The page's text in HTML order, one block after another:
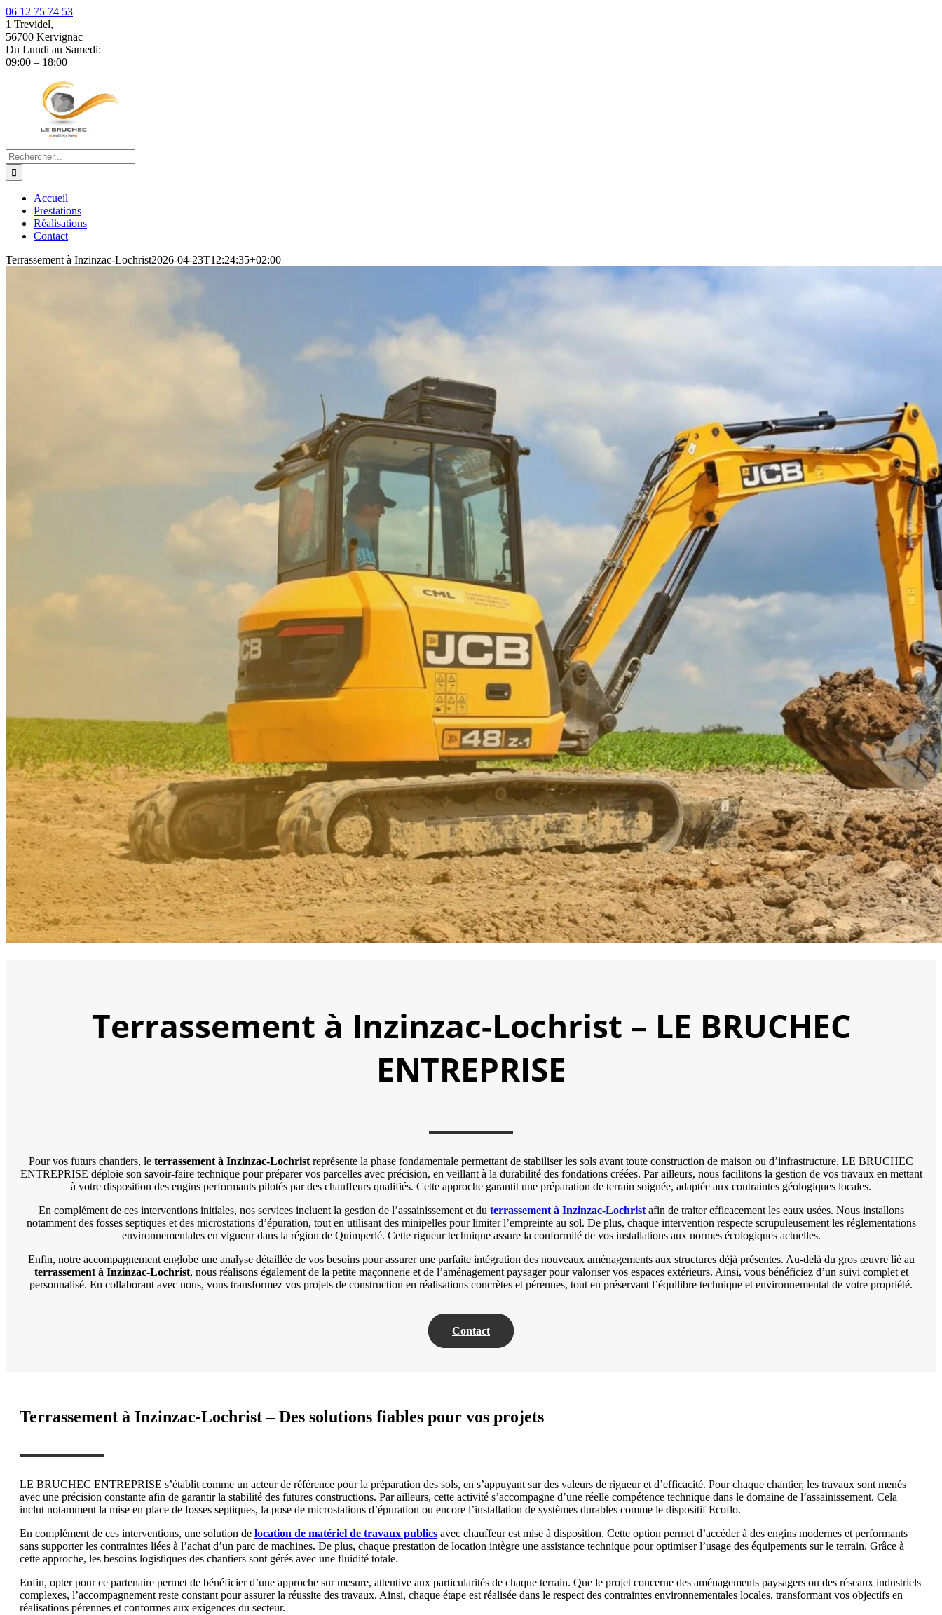
06 12 75 74 53
1 Trevidel,
56700 Kervignac
Du Lundi au Samedi:
09:00 – 18:00
Rechercher:
Accueil
Prestations
Réalisations
Contact
Terrassement à Inzinzac-Lochrist2026-04-23T12:24:35+02:00
Terrassement à Inzinzac-Lochrist – LE BRUCHEC
ENTREPRISE
Pour vos futurs chantiers, le terrassement à Inzinzac-Lochrist représente la phase fondamentale permettant de stabiliser les sols avant toute construction de maison ou d’infrastructure. LE BRUCHEC
ENTREPRISE déploie son savoir-faire technique pour préparer vos parcelles avec précision, en veillant à la durabilité des fondations créées. Par ailleurs, nous facilitons la gestion de vos travaux en mettant
à votre disposition des engins performants pilotés par des chauffeurs qualifiés. Cette approche garantit une préparation de terrain soignée, adaptée aux contraintes géologiques locales.
En complément de ces interventions initiales, nos services incluent la gestion de l’assainissement et du terrassement à Inzinzac-Lochrist afin de traiter efficacement les eaux usées. Nous installons
notamment des fosses septiques et des microstations d’épuration, tout en utilisant des minipelles pour limiter l’empreinte au sol. De plus, chaque intervention respecte scrupuleusement les réglementations
environnementales en vigueur dans la région de Quimperlé. Cette rigueur technique assure la conformité de vos installations aux normes écologiques actuelles.
Enfin, notre accompagnement englobe une analyse détaillée de vos besoins pour assurer une parfaite intégration des nouveaux aménagements aux structures déjà présentes. Au-delà du gros œuvre lié au
terrassement à Inzinzac-Lochrist, nous réalisons également de la petite maçonnerie et de l’aménagement paysager pour valoriser vos espaces extérieurs. Ainsi, vous bénéficiez d’un suivi complet et
personnalisé. En collaborant avec nous, vous transformez vos projets de construction en réalisations concrètes et pérennes, tout en préservant l’équilibre technique et environnemental de votre propriété.
Contact
Terrassement à Inzinzac-Lochrist – Des solutions fiables pour vos projets
LE BRUCHEC ENTREPRISE s’établit comme un acteur de référence pour la préparation des sols, en s’appuyant sur des valeurs de rigueur et d’efficacité. Pour chaque chantier, les travaux sont menés
avec une précision constante afin de garantir la stabilité des futures constructions. Par ailleurs, cette activité s’accompagne d’une réelle compétence technique dans le domaine de l’assainissement. Cela
inclut notamment la mise en place de fosses septiques, la pose de microstations d’épuration ou encore l’installation de systèmes durables comme le dispositif Ecoflo.
En complément de ces interventions, une solution de location de matériel de travaux publics avec chauffeur est mise à disposition. Cette option permet d’accéder à des engins modernes et performants
sans supporter les contraintes liées à l’achat d’un parc de machines. De plus, chaque prestation de location intègre une assistance technique pour optimiser l’usage des équipements sur le terrain. Grâce à
cette approche, les besoins logistiques des chantiers sont gérés avec une fluidité totale.
Enfin, opter pour ce partenaire permet de bénéficier d’une approche sur mesure, attentive aux particularités de chaque terrain. Que le projet concerne des aménagements paysagers ou des réseaux industriels
complexes, l’accompagnement reste constant pour assurer la réussite des travaux. Ainsi, chaque étape est réalisée dans le respect des contraintes environnementales locales, transformant vos objectifs en
réalisations pérennes et conformes aux exigences du secteur.